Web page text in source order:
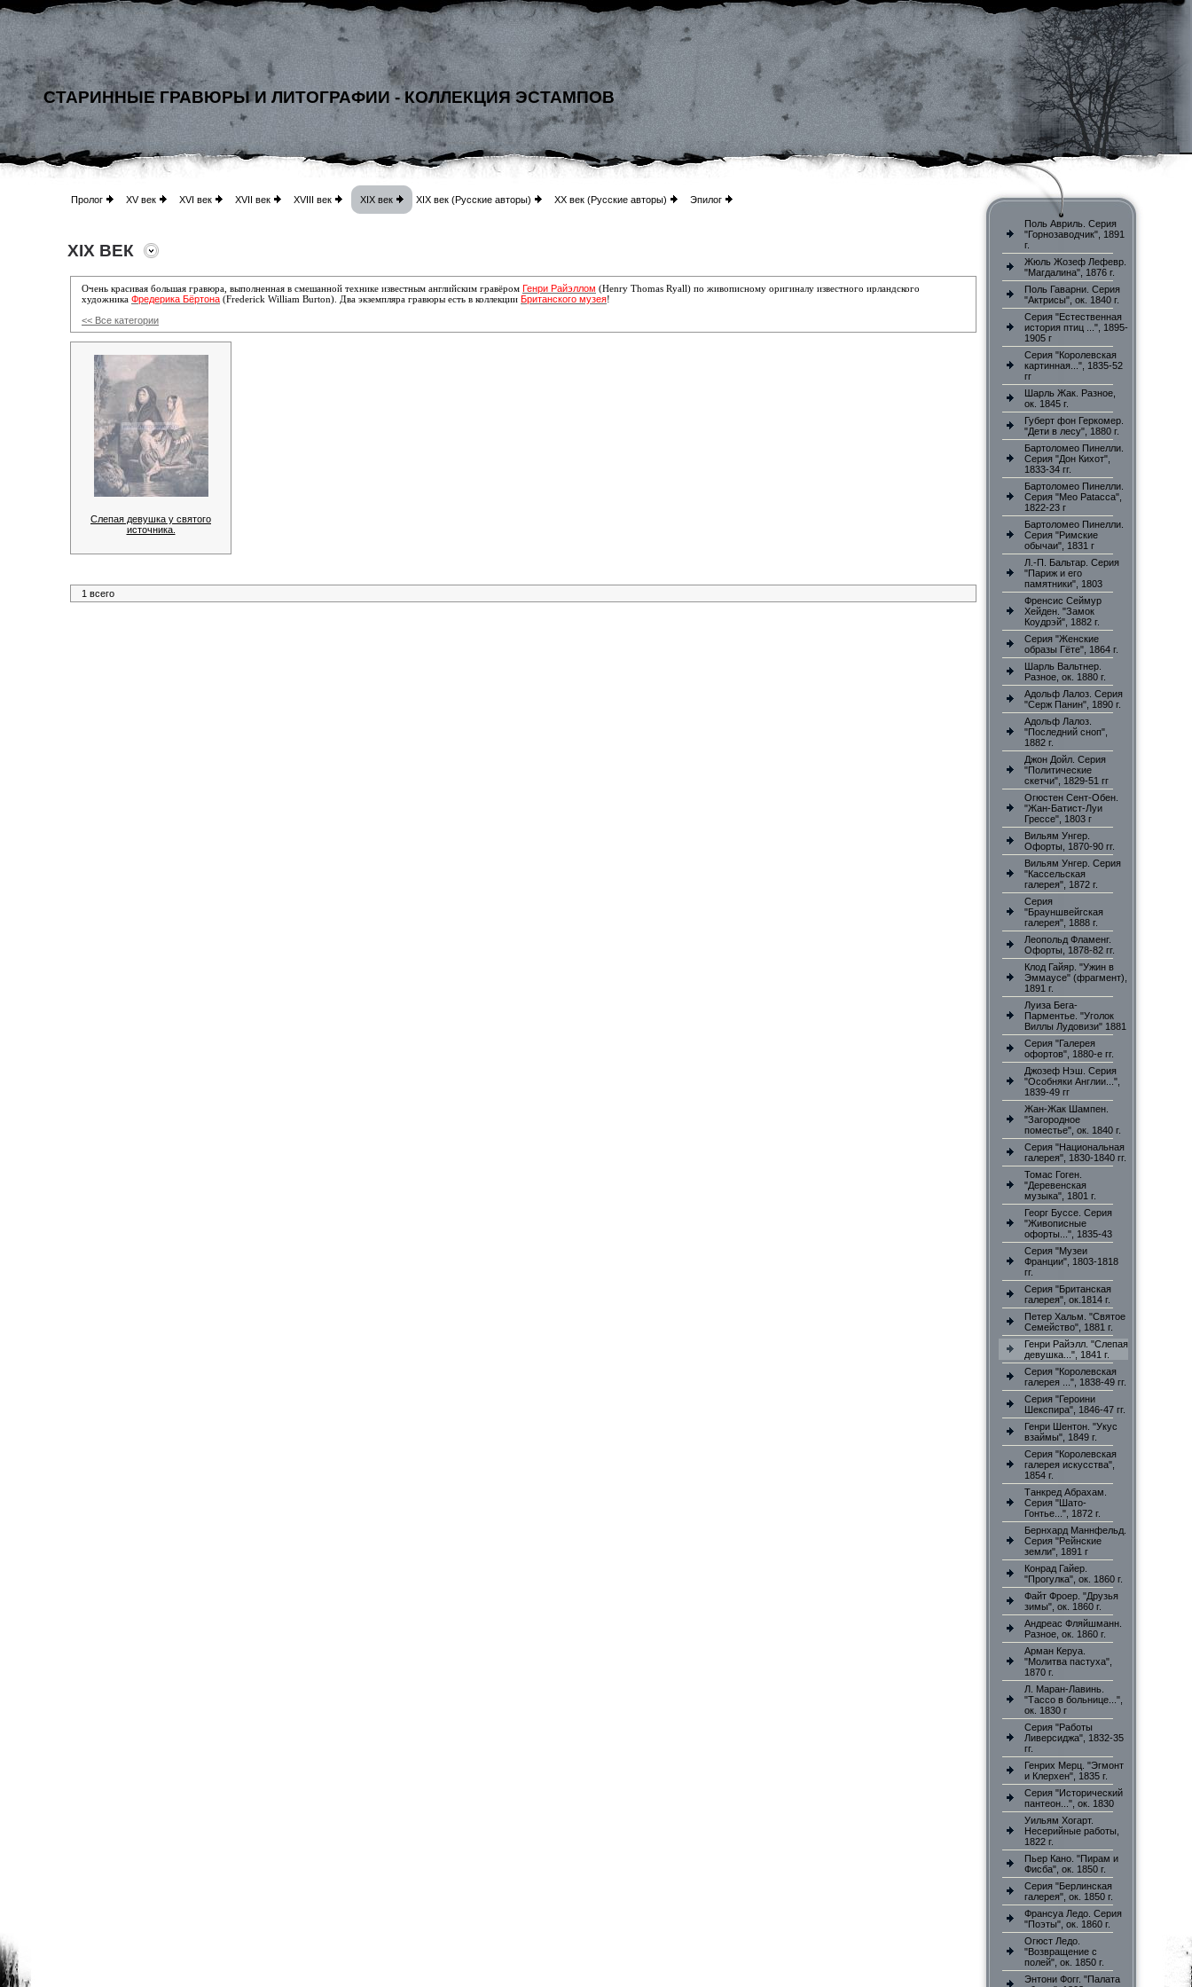
СТАРИННЫЕ ГРАВЮРЫ И ЛИТОГРАФИИ - КОЛЛЕКЦИЯ ЭСТАМПОВ
Пролог XV век XVI век XVII век XVIII век XIX век XIX век (Русские авторы) XX век (Русские авторы) Эпилог
XIX ВЕК
Очень красивая большая гравюра, выполненная в смешанной технике известным английским гравёром Генри Райэллом (Henry Thomas Ryall) по живописному оригиналу известного ирландского
художника Фредерика Бёртона (Frederick William Burton) . Два экземпляра гравюры есть в коллекции Британского музея!
<< Все категории
Слепая девушка у святого
источника.
1 всего
Поль Авриль. Серия
"Горнозаводчик", 1891
г.
Жюль Жозеф Лефевр.
"Магдалина", 1876 г.
Поль Гаварни. Серия
"Актрисы", ок. 1840 г.
Серия "Естественная
история птиц ...", 1895-
1905 г
Серия "Королевская
картинная...", 1835-52
гг
Шарль Жак. Разное,
ок. 1845 г.
Губерт фон Геркомер.
"Дети в лесу", 1880 г.
Бартоломео Пинелли.
Серия "Дон Кихот",
1833-34 гг.
Бартоломео Пинелли.
Серия "Meo Patacca",
1822-23 г
Бартоломео Пинелли.
Серия "Римские
обычаи", 1831 г
Л.-П. Бальтар. Серия
"Париж и его
памятники", 1803
Френсис Сеймур
Хейден. "Замок
Коудрэй", 1882 г.
Серия "Женские
образы Гёте", 1864 г.
Шарль Вальтнер.
Разное, ок. 1880 г.
Адольф Лалоз. Серия
"Серж Панин", 1890 г.
Адольф Лалоз.
"Последний сноп",
1882 г.
Джон Дойл. Серия
"Политические
скетчи", 1829-51 гг
Огюстен Сент-Обен.
"Жан-Батист-Луи
Грессе", 1803 г
Вильям Унгер.
Офорты, 1870-90 гг.
Вильям Унгер. Серия
"Кассельская
галерея", 1872 г.
Серия
"Брауншвейгская
галерея", 1888 г.
Леопольд Фламенг.
Офорты, 1878-82 гг.
Клод Гайяр. "Ужин в
Эммаусе" (фрагмент),
1891 г.
Луиза Бега-
Парментье. "Уголок
Виллы Лудовизи" 1881
Серия "Галерея
офортов", 1880-е гг.
Джозеф Нэш. Серия
"Особняки Англии...",
1839-49 гг
Жан-Жак Шампен.
"Загородное
поместье", ок. 1840 г.
Серия "Национальная
галерея", 1830-1840 гг.
Томас Гоген.
"Деревенская
музыка", 1801 г.
Георг Буссе. Серия
"Живописные
офорты...", 1835-43
Серия "Музеи
Франции", 1803-1818
гг.
Серия "Британская
галерея", ок.1814 г.
Петер Хальм. "Святое
Семейство", 1881 г.
Генри Райэлл. "Слепая
девушка...", 1841 г.
Серия "Королевская
галерея ...", 1838-49 гг.
Серия "Героини
Шекспира", 1846-47 гг.
Генри Шентон. "Укус
взаймы", 1849 г.
Серия "Королевская
галерея искусства",
1854 г.
Танкред Абрахам.
Серия "Шато-
Гонтье...", 1872 г.
Бернхард Маннфельд.
Серия "Рейнские
земли", 1891 г
Конрад Гайер.
"Прогулка", ок. 1860 г.
Файт Фроер. "Друзья
зимы", ок. 1860 г.
Андреас Фляйшманн.
Разное, ок. 1860 г.
Арман Керуа.
"Молитва пастуха",
1870 г.
Л. Маран-Лавинь.
"Тассо в больнице...",
ок. 1830 г
Серия "Работы
Ливерсиджа", 1832-35
гг.
Генрих Мерц. "Эгмонт
и Клерхен", 1835 г.
Серия "Исторический
пантеон...", ок. 1830
Уильям Хогарт.
Несерийные работы,
1822 г.
Пьер Кано. "Пирам и
Фисба", ок. 1850 г.
Серия "Берлинская
галерея", ок. 1850 г.
Франсуа Ледо. Серия
"Поэты", ок. 1860 г.
Огюст Ледо.
"Возвращение с
полей", ок. 1850 г.
Энтони Фогг. "Палата